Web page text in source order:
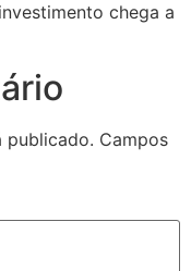
chega a
publicado. Campos